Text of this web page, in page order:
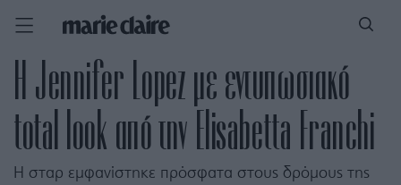
Η Jennifer Lopez με εντυπωσιακό
total look από την Elisabetta Franchi
Η σταρ εμφανίστηκε πρόσφατα στους δρόμους της